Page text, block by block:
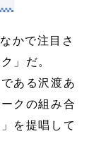
かで注目さ
」だ。
ある沢渡あ
クの組み合
を提唱して